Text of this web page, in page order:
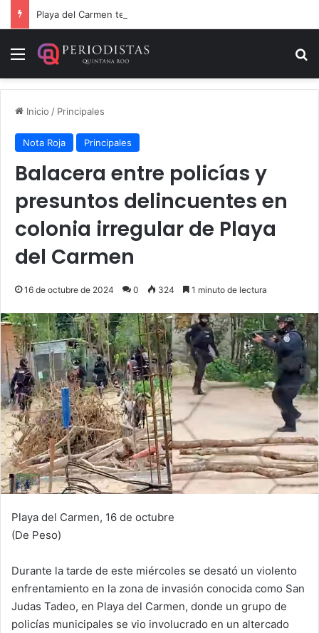
Menú
Inicio / Principales
Nota Roja Principales
Balacera entre policías y
presuntos delincuentes en
colonia irregular de Playa
del Carmen
16 de octubre de 2024 0 324 1 minuto de lectura
Playa del Carmen, 16 de octubre
(De Peso)
Durante la tarde de este miércoles se desató un violento
enfrentamiento en la zona de invasión conocida como San
Judas Tadeo, en Playa del Carmen, donde un grupo de
policías municipales se vio involucrado en un altercado